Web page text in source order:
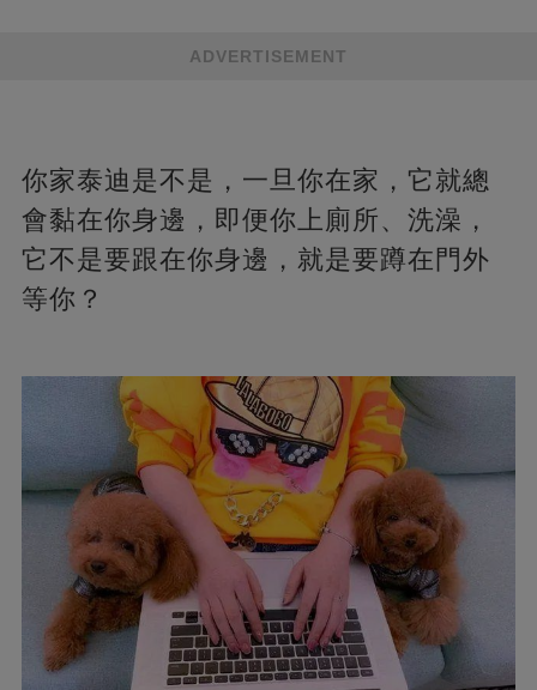
ADVERTISEMENT
你家泰迪是不是，一旦你在家，它就總
會黏在你身邊，即便你上廁所、洗澡，
它不是要跟在你身邊，就是要蹲在門外
等你？